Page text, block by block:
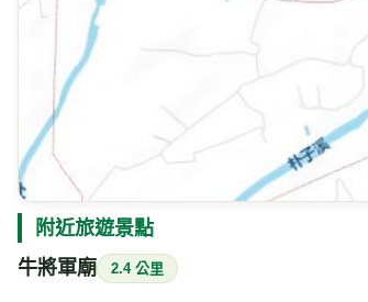
附近旅遊景點
牛將軍廟 2.4 公里